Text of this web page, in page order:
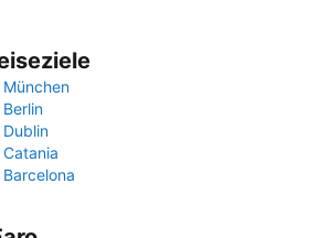
München
Berlin
Dublin
Catania
Barcelona